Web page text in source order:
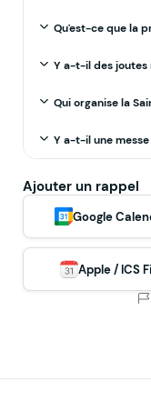
Qu'est-ce que la
Y a-t-il des joutes
Qui organise la
Y a-t-il une
Ajouter un rappel
Google
Apple / ICS